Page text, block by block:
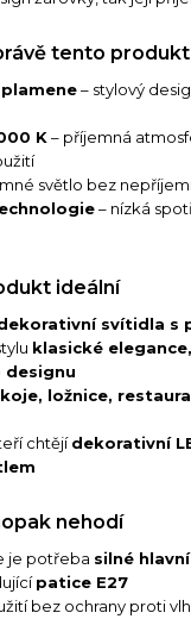
tento produkt
– stylový
K – příjemná
světlo bez
– nízká
ideální
svítidla s
klasické
designu
ložnice,
chtějídekorativní
nehodí
je potřeba silné
patice E27
bez ochrany proti